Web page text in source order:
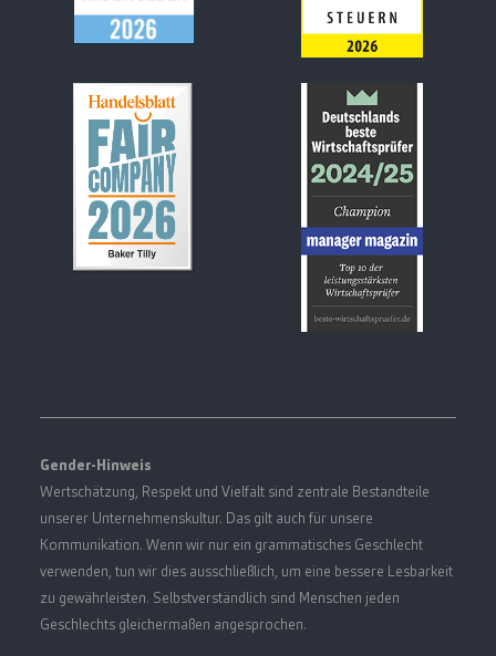
Gender-Hinweis
Wertschätzung, Respekt und Vielfalt sind zentrale Bestandteile
unserer Unternehmenskultur. Das gilt auch für unsere
Kommunikation. Wenn wir nur ein grammatisches Geschlecht
verwenden, tun wir dies ausschließlich, um eine bessere Lesbarkeit
zu gewährleisten. Selbstverständlich sind Menschen jeden
Geschlechts gleichermaßen angesprochen.